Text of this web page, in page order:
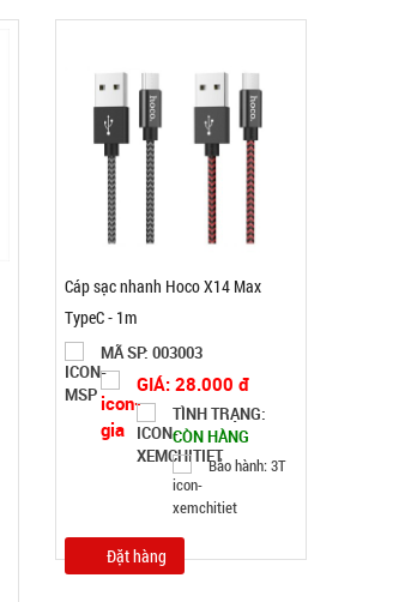
Dây chuỗi Trầm Hương 108 hạt full hộp
MÃ SP: 003378
GIÁ: 29.000 đ
TÌNH TRẠNG:
Bảo hành: Test
Đặt hàng
Cáp sạc nhanh Hoco X14 Max
TypeC - 1m
MÃ SP: 003003
GIÁ: 28.000 đ
TÌNH TRẠNG:
CÒN HÀNG
Bảo hành: 3T
Đặt hàng